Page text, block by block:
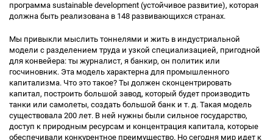
программа sustainable development (устойчивое развитие), которая
должна быть реализована в 148 развивающихся странах.
Мы привыкли мыслить тоннелями и жить в индустриальной
модели с разделением труда и узкой специализацией, пригодной
для конвейера: ты журналист, я банкир, он политик или
госчиновник. Эта модель характерна для промышленного
капитализма. Что это такое? Ты должен сконцентрировать
капитал, построить большой завод, который будет производить
танки или самолеты, создать большой банк и т. д. Такая модель
существовала 200 лет. В ней нужны были сильное государство,
доступ к природным ресурсам и концентрация капитала, которые
обеспечивали конкурентное преимущество. Но сегодня мир идет к